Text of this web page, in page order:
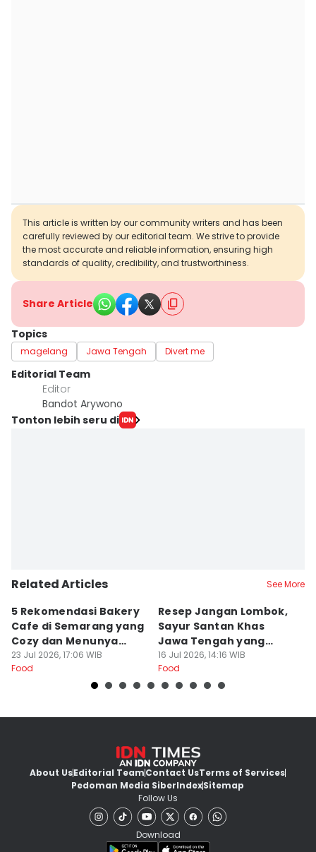
This article is written by our community writers and has been
carefully reviewed by our editorial team. We strive to provide
the most accurate and reliable information, ensuring high
standards of quality, credibility, and trustworthiness.
Share Article
Topics
magelang Jawa Tengah Divert me
Editorial Team
Editor
Bandot Arywono
Tonton lebih seru di
Related Articles See More
5 Rekomendasi Bakery
Cafe di Semarang yang
Cozy dan Menunya
Yummy
23 Jul 2026, 17:06 WIB
Food
Resep Jangan Lombok,
Sayur Santan Khas
Jawa Tengah yang
Gurih Nikmat!
16 Jul 2026, 14:16 WIB
Food
About UsEditorial TeamContact UsTerms of Services
Pedoman Media SiberIndexSitemap
Follow Us
Download